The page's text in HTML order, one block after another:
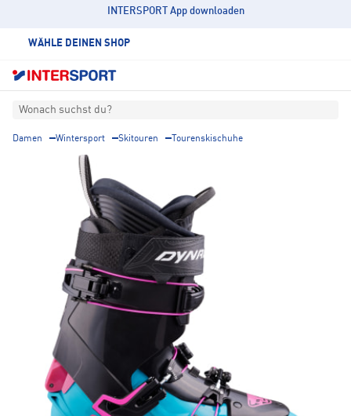
INTERSPORT App downloaden
WÄHLE DEINEN SHOP
Wonach suchst du?
Damen Wintersport Skitouren Tourenskischuhe